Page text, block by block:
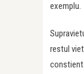
exemplu.
restul
constient